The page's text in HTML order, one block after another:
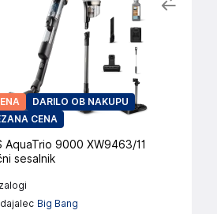
DARILO OB NAKUPU
CENA
AquaTrio 9000 XW9463/11
sesalnik
Big Bang